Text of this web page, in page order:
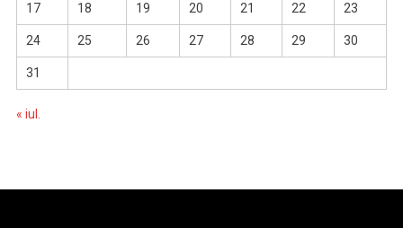
17 18 19 20 21 22 23
24 25 26 27 28 29 30
31
« iul.